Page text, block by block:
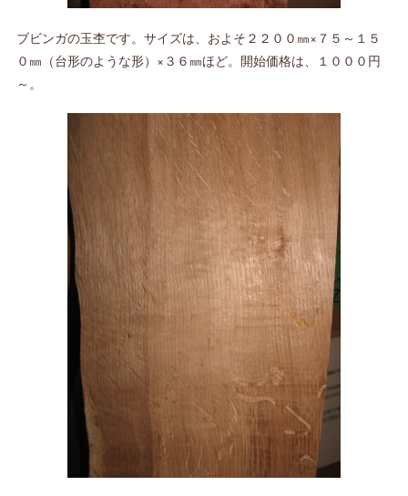
ブビンガの玉杢です。サイズは、およそ２２００㎜×７５～１５
０㎜（台形のような形）×３６㎜ほど。開始価格は、１０００円
～。